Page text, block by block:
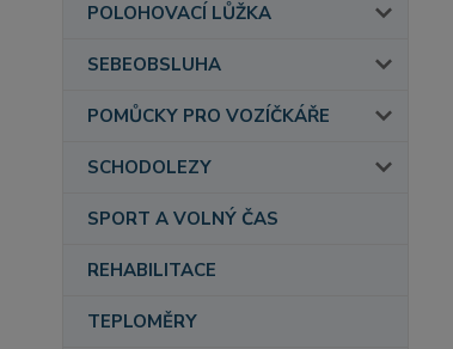
POLOHOVACÍ LŮŽKA
SEBEOBSLUHA
POMŮCKY PRO VOZÍČKÁŘE
SCHODOLEZY
SPORT A VOLNÝ ČAS
REHABILITACE
TEPLOMĚRY